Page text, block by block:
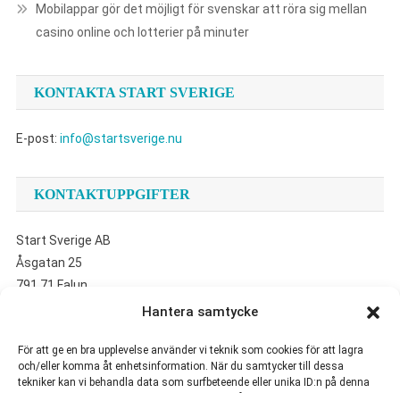
Hantera samtycke
För att ge en bra upplevelse använder vi teknik som cookies för att lagra
och/eller komma åt enhetsinformation. När du samtycker till dessa
tekniker kan vi behandla data som surfbeteende eller unika ID:n på denna
Mobilappar gör det möjligt för svenskar att röra sig mellan
casino online och lotterier på minuter
KONTAKTA START SVERIGE
E-post: info@startsverige.nu
KONTAKTUPPGIFTER
Start Sverige AB
Åsgatan 25
791 71 Falun
Så säljer du din bil smidigt i Göteborg